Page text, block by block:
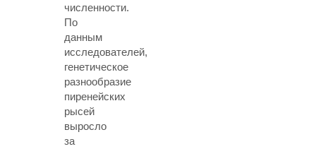
численности.
По
данным
исследователей,
генетическое
разнообразие
пиренейских
рысей
выросло
за